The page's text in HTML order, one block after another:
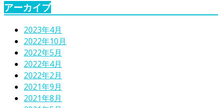
アーカイブ
2023年4月
2022年10月
2022年5月
2022年4月
2022年2月
2021年9月
2021年8月